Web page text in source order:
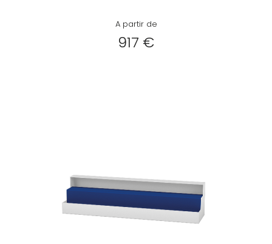
A partir de
917 €